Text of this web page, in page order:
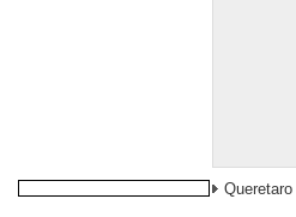
Queretaro